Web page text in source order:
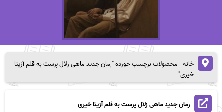
خانه-محصولات برچسب خورده "رمان جدید ماهی زلال پرست به قلم آزیتا
خیری"
رمان جدید ماهی زلال پرست به قلم آزیتا خیری